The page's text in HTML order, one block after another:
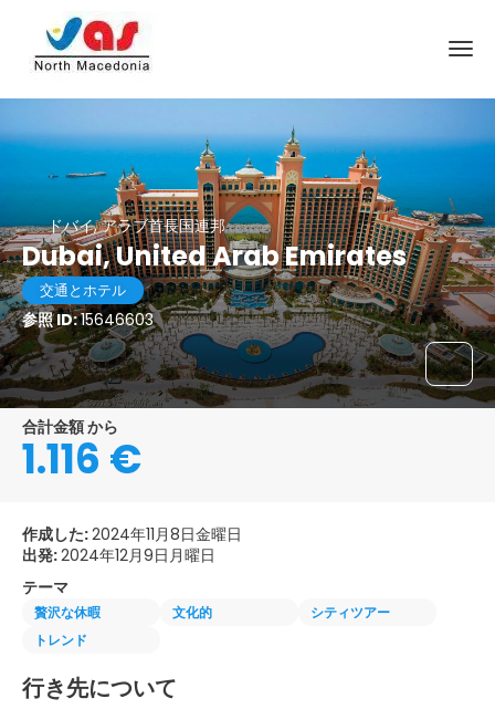
ドバイ, アラブ首長国連邦
Dubai, United Arab Emirates
交通とホテル
参照 ID:15646603
合計金額 から
1.116 €
作成した:2024年11月8日金曜日
出発:2024年12月9日月曜日
テーマ
贅沢な休暇 文化的
シティツアー
トレンド
行き先について